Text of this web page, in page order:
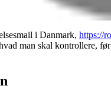
i Danmark, https://
man skal kontrollere,